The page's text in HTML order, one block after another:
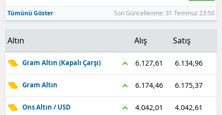
Tümünü Göster Son Güncellenme: 31 Temmuz 23:50
Altın Alış Satış
Gram Altın (Kapalı Çarşı) 6.127,61 6.134,96
Gram Altın 6.174,46 6.175,37
Ons Altın / USD 4.042,01 4.042,61